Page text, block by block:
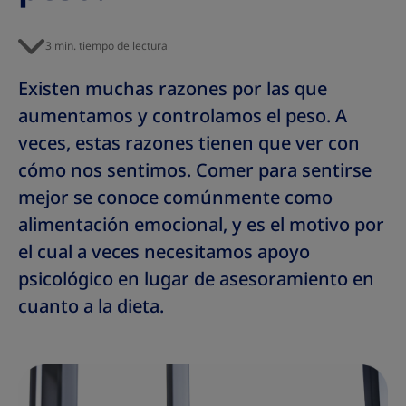
3 min. tiempo de lectura
Existen muchas razones por las que
aumentamos y controlamos el peso. A
veces, estas razones tienen que ver con
cómo nos sentimos. Comer para sentirse
mejor se conoce comúnmente como
alimentación emocional, y es el motivo por
el cual a veces necesitamos apoyo
psicológico en lugar de asesoramiento en
cuanto a la dieta.